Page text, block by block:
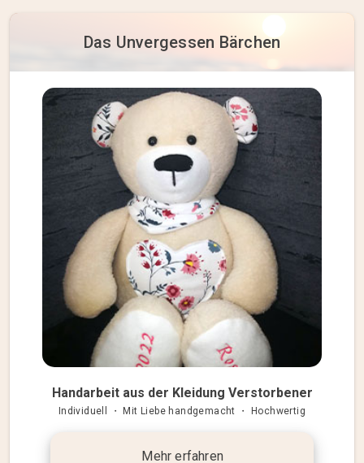
Das Unvergessen Bärchen
Handarbeit aus der Kleidung Verstorbener
Individuell ・ Mit Liebe handgemacht ・ Hochwertig
Mehr erfahren